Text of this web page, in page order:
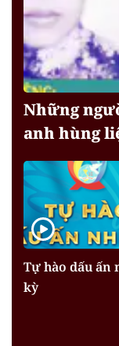
Những
anh hùng
Tự hào dấu ấn
kỳ